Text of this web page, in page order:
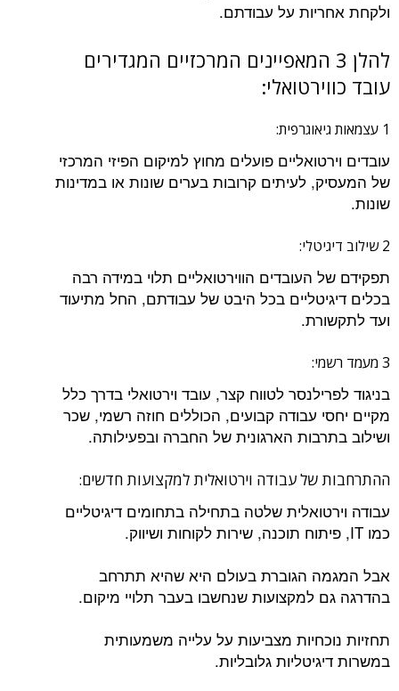
ולקחת אחריות על עבודתם.
להלן 3 המאפיינים המרכזיים המגדירים
עובד כווירטואלי:
1 עצמאות גיאוגרפית:
עובדים וירטואליים פועלים מחוץ למיקום הפיזי המרכזי
של המעסיק, לעיתים קרובות בערים שונות או במדינות
שונות.
2 שילוב דיגיטלי:
תפקידם של העובדים הווירטואליים תלוי במידה רבה
בכלים דיגיטליים בכל היבט של עבודתם, החל מתיעוד
ועד לתקשורת.
3 מעמד רשמי:
בניגוד לפרילנסר לטווח קצר, עובד וירטואלי בדרך כלל
מקיים יחסי עבודה קבועים, הכוללים חוזה רשמי, שכר
ושילוב בתרבות הארגונית של החברה ובפעילותה.
ההתרחבות של עבודה וירטואלית למקצועות חדשים:
עבודה וירטואלית שלטה בתחילה בתחומים דיגיטליים
כמו IT, פיתוח תוכנה, שירות לקוחות ושיווק.
אבל המגמה הגוברת בעולם היא שהיא תתרחב
בהדרגה גם למקצועות שנחשבו בעבר תלויי מיקום.
תחזיות נוכחיות מצביעות על עלייה משמעותית
במשרות דיגיטליות גלובליות.